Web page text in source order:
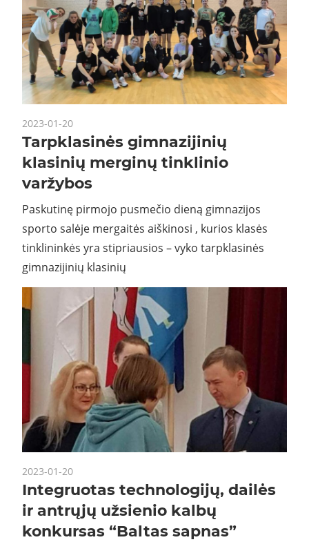
2023-01-20
Tarpklasinės gimnazijinių
klasinių merginų tinklinio
varžybos
Paskutinę pirmojo pusmečio dieną gimnazijos
sporto salėje mergaitės aiškinosi , kurios klasės
tinklininkės yra stipriausios – vyko tarpklasinės
gimnazijinių klasinių
2023-01-20
Integruotas technologijų, dailės
ir antrųjų užsienio kalbų
konkursas “Baltas sapnas”